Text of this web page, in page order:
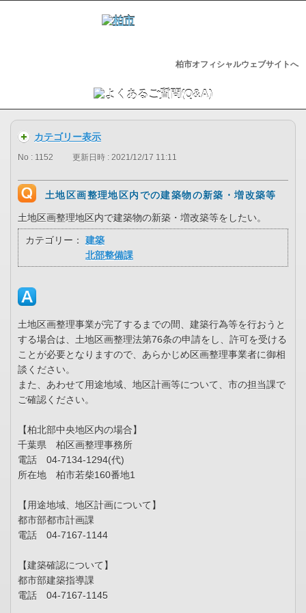
柏市オフィシャルウェブサイトへ
カテゴリー表示
No : 1152 更新日時 : 2021/12/17 11:11
土地区画整理地区内での建築物の新築・増改築等
土地区画整理地区内で建築物の新築・増改築等をしたい。
カテゴリー：
建築
北部整備課
土地区画整理事業が完了するまでの間、建築行為等を行おうと
する場合は、土地区画整理法第76条の申請をし、許可を受ける
ことが必要となりますので、あらかじめ区画整理事業者に御相
談ください。
また、あわせて用途地域、地区計画等について、市の担当課で
ご確認ください。
【柏北部中央地区内の場合】
千葉県 柏区画整理事務所
電話 04-7134-1294(代)
所在地 柏市若柴160番地1
【用途地域、地区計画について】
都市部都市計画課
電話 04-7167-1144
【建築確認について】
都市部建築指導課
電話 04-7167-1145